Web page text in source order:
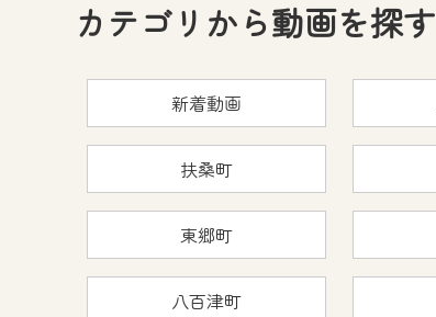
カテゴリから動画を探す
新着動画
扶桑町
東郷町
八百津町